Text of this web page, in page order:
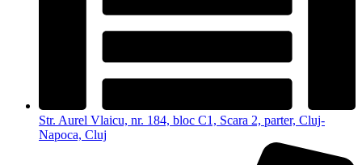
Str. Aurel Vlaicu, nr. 184, bloc C1, Scara 2, parter, Cluj-
Napoca, Cluj